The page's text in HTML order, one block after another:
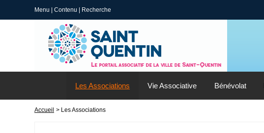
Menu Contenu Recherche
Les Associations Vie Associative Bénévolat
Accueil > Les Associations